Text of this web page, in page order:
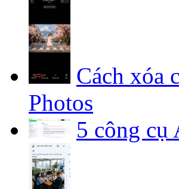
Cách xóa
Photos
5 công cụ